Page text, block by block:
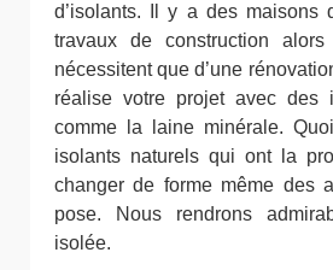
d’isolants. Il y a des maisons
travaux de construction
nécessitent que d’une
réalise votre projet avec des
comme la laine minérale.
isolants naturels qui ont la
changer de forme même des
pose. Nous rendrons
isolée.